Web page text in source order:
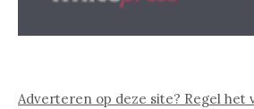
Adverteren op deze site? Regel het